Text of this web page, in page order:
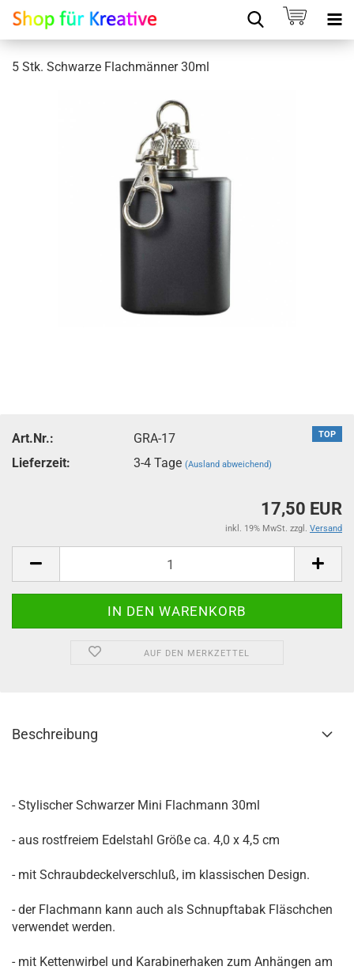
5 Stk. Schwarze Flachmänner 30ml
TOP
Art.Nr.:
GRA-17
Lieferzeit:
3-4 Tage(Ausland abweichend)
17,50 EUR
inkl. 19% MwSt. zzgl. Versand
AUF DEN MERKZETTEL
Beschreibung
- Stylischer Schwarzer Mini Flachmann 30ml
- aus rostfreiem Edelstahl Größe ca. 4,0 x 4,5 cm
- mit Schraubdeckelverschluß, im klassischen Design.
- der Flachmann kann auch als Schnupftabak Fläschchen
verwendet werden.
- mit Kettenwirbel und Karabinerhaken zum Anhängen am